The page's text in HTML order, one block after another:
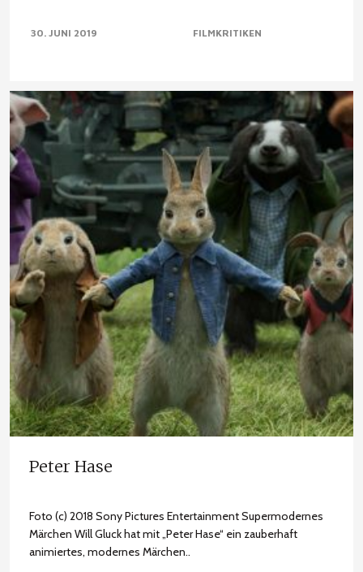
30. JUNI 2019 FILMKRITIKEN
Peter Hase
Foto (c) 2018 Sony Pictures Entertainment Supermodernes
Märchen Will Gluck hat mit „Peter Hase“ ein zauberhaft
animiertes, modernes Märchen..